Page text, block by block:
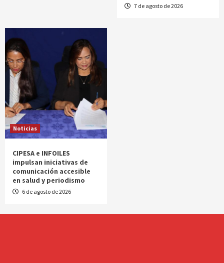
7 de agosto de 2026
Noticias
CIPESA e INFOILES
impulsan iniciativas de
comunicación accesible
en salud y periodismo
6 de agosto de 2026